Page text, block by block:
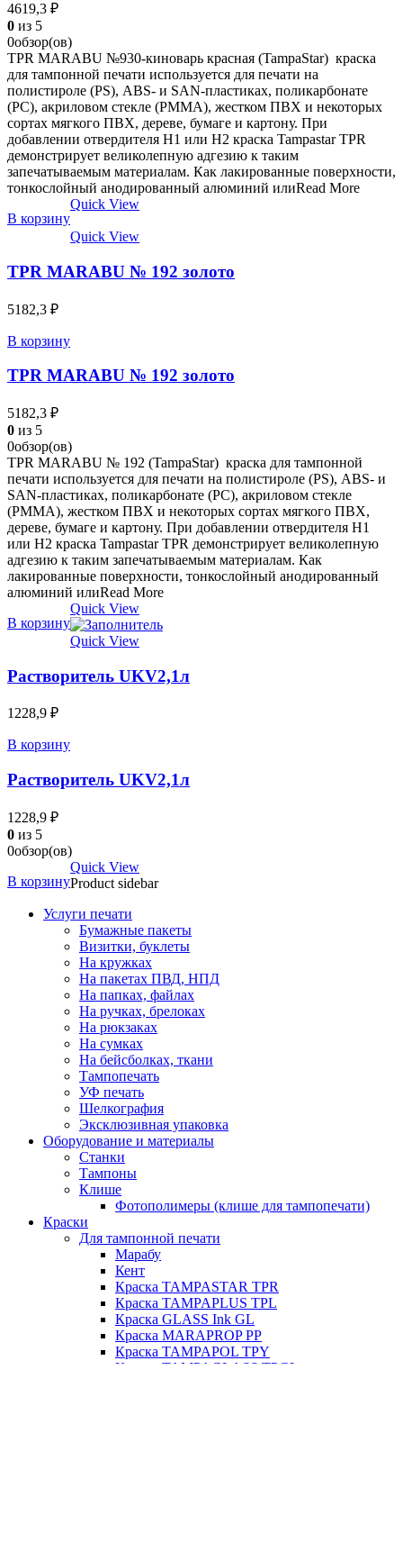
4619,3 ₽
0 из 5
0обзор(ов)
TPR MARABU №930-киноварь красная (TampaStar) краска
для тампонной печати используется для печати на
полистироле (PS), ABS- и SAN-пластиках, поликарбонате
(РС), акриловом стекле (РММА), жестком ПВХ и некоторых
сортах мягкого ПВХ, дереве, бумаге и картону. При
добавлении отвердителя Н1 или Н2 краска Tampastar TPR
демонстрирует великолепную адгезию к таким
запечатываемым материалам. Как лакированные поверхности,
тонкослойный анодированный алюминий илиRead More
В корзину
Quick View
Quick View
TPR MARABU № 192 золото
5182,3 ₽
В корзину
TPR MARABU № 192 золото
5182,3 ₽
0 из 5
0обзор(ов)
TPR MARABU № 192 (TampaStar) краска для тампонной
печати используется для печати на полистироле (PS), ABS- и
SAN-пластиках, поликарбонате (РС), акриловом стекле
(РММА), жестком ПВХ и некоторых сортах мягкого ПВХ,
дереве, бумаге и картону. При добавлении отвердителя Н1
или Н2 краска Tampastar TPR демонстрирует великолепную
адгезию к таким запечатываемым материалам. Как
лакированные поверхности, тонкослойный анодированный
алюминий илиRead More
В корзину
Quick View
Quick View
Растворитель UKV2,1л
1228,9 ₽
В корзину
Растворитель UKV2,1л
1228,9 ₽
0 из 5
0обзор(ов)
В корзину
Quick View
Product sidebar
Услуги печати
Бумажные пакеты
Визитки, буклеты
На кружках
На пакетах ПВД, НПД
На папках, файлах
На ручках, брелоках
На рюкзаках
На сумках
На бейсболках, ткани
Тампопечать
УФ печать
Шелкография
Эксклюзивная упаковка
Оборудование и материалы
Станки
Тампоны
Клише
Фотополимеры (клише для тампопечати)
Краски
Для тампонной печати
Марабу
Кент
Краска TAMPASTAR TPR
Краска TAMPAPLUS TPL
Краска GLASS Ink GL
Краска MARAPROP PP
Краска TAMPAPOL TPY
Краска TAMPAGLASS TPGL